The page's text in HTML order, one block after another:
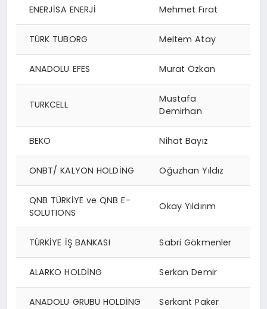
ENERJİSA ENERJİ Mehmet Fırat
TÜRK TUBORG Meltem Atay
ANADOLU EFES Murat Özkan
TURKCELL
Mustafa
Demirhan
BEKO Nihat Bayız
ONBT/ KALYON HOLDİNG Oğuzhan Yıldız
QNB TÜRKİYE ve QNB E-
SOLUTIONS
Okay Yıldırım
TÜRKİYE İŞ BANKASI Sabri Gökmenler
ALARKO HOLDİNG Serkan Demir
ANADOLU GRUBU HOLDİNG Serkant Paker